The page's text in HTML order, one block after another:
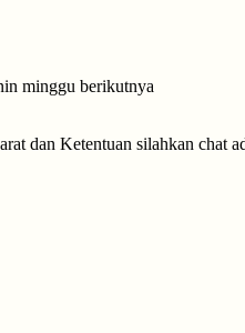
minggu berikutnya
dan Ketentuan silahkan chat